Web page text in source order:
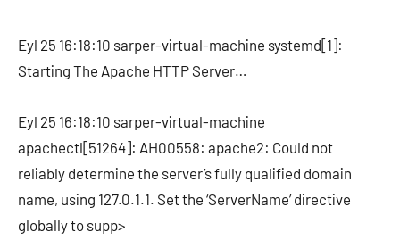
Eyl 25 16:18:10 sarper-virtual-machine systemd[1]:
Starting The Apache HTTP Server…
Eyl 25 16:18:10 sarper-virtual-machine
apachectl[51264]: AH00558: apache2: Could not
reliably determine the server’s fully qualified domain
name, using 127.0.1.1. Set the ‘ServerName’ directive
globally to supp>